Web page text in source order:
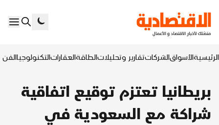
الرئيسيةالأسواقالشركاتتقارير وتحليلاتالطاقةالعقاراتالتكنولوجياالفن
بريطانيا تعتزم توقيع اتفاقية
شراكة مع السعودية في